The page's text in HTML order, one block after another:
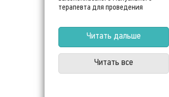
терапевта для проведения
профилактических мероприятий.
Читать дальше
Читать все